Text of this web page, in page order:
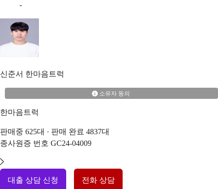
-
신준서 한마음트럭
소유자 동의
한마음트럭
판매중 625대 · 판매 완료 4837대
종사원증 번호 GC24-04009
대출 상담 신청 전화 상담